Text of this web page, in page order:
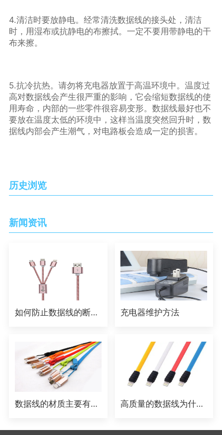
4.清洁时要放静电。经常清洗数据线的接头处，清洁
时，用湿布或抗静电的布擦拭。一定不要用带静电的干
布来擦。
5.抗冷抗热。请勿将充电器放置于高温环境中。温度过
高对数据线会产生很严重的影响，它会缩短数据线的使
用寿命，内部的一些零件很容易变形。数据线最好也不
要放在温度太低的环境中，这样当温度突然回升时，数
据线内部会产生潮气，对电路板会造成一定的损害。
历史浏览
新闻资讯
如何防止数据线的断裂？ 充电器维护方法
数据线的材质主要有哪些？ 高质量的数据线为什么好过质量差的数据线